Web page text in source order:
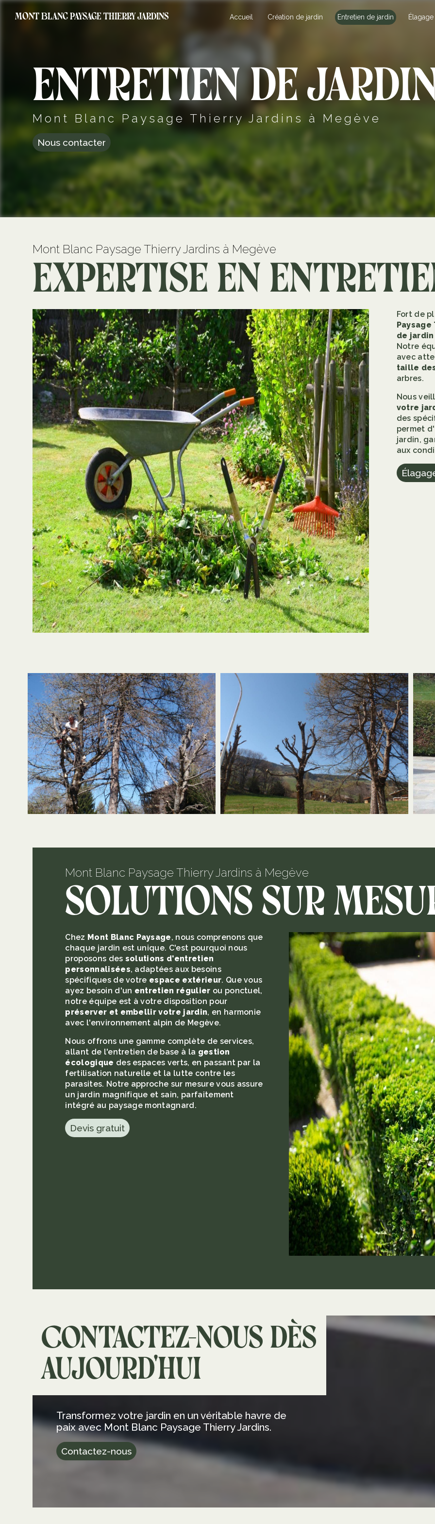
Mont Blanc Paysage Thierry Jardins Accueil Création de jardin Entretien de jardin
Entretien de
Mont Blanc Paysage Thierry Jardins à Megève
Nous contacter
Mont Blanc Paysage Thierry Jardins à Megève
Expertise en
Fort de
de jardin
Notre
avec
taille
arbres.
Nous
votre
des
permet
jardin,
aux
Mont Blanc Paysage Thierry Jardins à Megève
Solutions sur
Chez Mont Blanc Paysage, nous comprenons que
chaque jardin est unique. C'est pourquoi nous
proposons des solutions d'entretien
personnalisées, adaptées aux besoins
spécifiques de votre espace extérieur. Que vous
ayez besoin d'un entretien régulier ou ponctuel,
notre équipe est à votre disposition pour
préserver et embellir votre jardin, en harmonie
avec l'environnement alpin de Megève.
Nous offrons une gamme complète de services,
allant de l'entretien de base à la gestion
écologique des espaces verts, en passant par la
fertilisation naturelle et la lutte contre les
parasites. Notre approche sur mesure vous assure
un jardin magnifique et sain, parfaitement
intégré au paysage montagnard.
Devis gratuit
Contactez-nous dès
aujourd'hui
Transformez votre jardin en un véritable havre de
paix avec Mont Blanc Paysage Thierry Jardins.
Contactez-nous